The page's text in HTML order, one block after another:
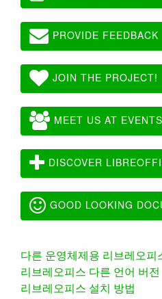
PROVIDE FEEDBACK
JOIN THE PROJECT!
MEET US AT EVENTS
DISCOVER
GOOD LOOKING
다른 운영체제용 리브레오피
리브레오피스 다른 언어 버전
리브레오피스 설치 방법